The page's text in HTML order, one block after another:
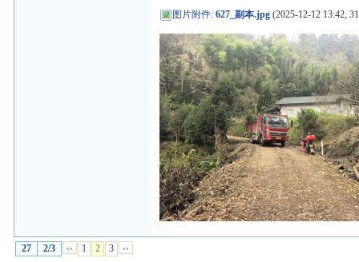
图片附件:627_副本.jpg (2025-12-12 13:42,
27 2/3 ‹‹ 1 2 3 ››